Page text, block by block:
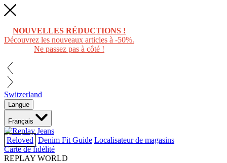
NOUVELLES RÉDUCTIONS !
Découvrez les nouveaux articles à -50%.
Ne passez pas à côté !
Switzerland
Langue
Français
Reloved Denim Fit Guide Localisateur de magasins
Carte de fidélité
REPLAY WORLD